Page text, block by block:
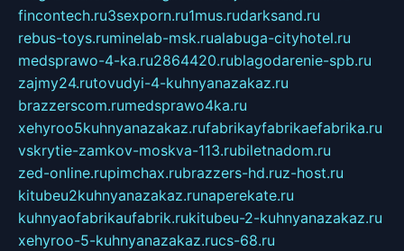
fincontech.ru3sexporn.ru1mus.rudarksand.ru
rebus-toys.ruminelab-msk.rualabuga-cityhotel.ru
medsprawo-4-ka.ru2864420.rublagodarenie-spb.ru
zajmy24.rutovudyi-4-kuhnyanazakaz.ru
brazzerscom.rumedsprawo4ka.ru
xehyroo5kuhnyanazakaz.rufabrikayfabrikaefabrika.ru
vskrytie-zamkov-moskva-113.rubiletnadom.ru
zed-online.rupimchax.rubrazzers-hd.ruz-host.ru
kitubeu2kuhnyanazakaz.runaperekate.ru
kuhnyaofabrikaufabrik.rukitubeu-2-kuhnyanazakaz.ru
xehyroo-5-kuhnyanazakaz.rucs-68.ru